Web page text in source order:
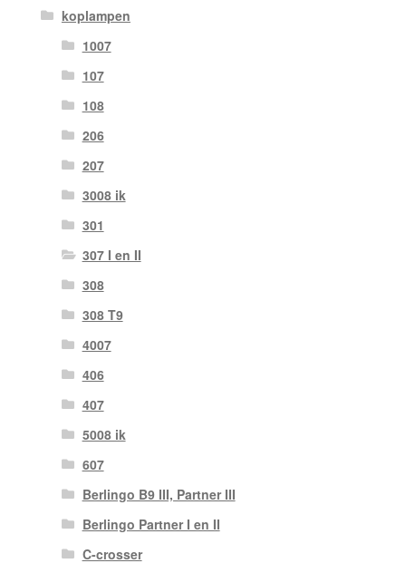
koplampen
1007
107
108
206
207
3008 ik
301
307 I en II
308
308 T9
4007
406
407
5008 ik
607
Berlingo B9 III, Partner III
Berlingo Partner I en II
C-crosser